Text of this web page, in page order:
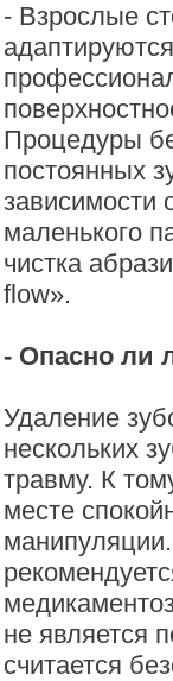
- Взрослые
Процедуры
постоянных
зависимости
маленького
чистка
flow».
- Опасно ли
Удаление
нескольких
травму. К
месте
не является
считается